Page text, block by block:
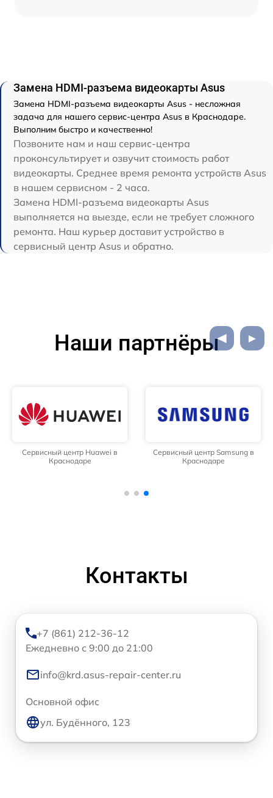
Замена HDMI-разъема видеокарты Asus
Замена HDMI-разъема видеокарты Asus - несложная
задача для нашего сервис-центра Asus в Краснодаре.
Выполним быстро и качественно!
Позвоните нам и наш сервис-центра
проконсультирует и озвучит стоимость работ
видеокарты. Среднее время ремонта устройств Asus
в нашем сервисном - 2 часа.
Замена HDMI-разъема видеокарты Asus
выполняется на выезде, если не требует сложного
ремонта. Наш курьер доставит устройство в
сервисный центр Asus и обратно.
Наши партнёры
Сервисный центр Huawei в
Краснодаре
Сервисный центр Samsung в
Краснодаре
Контакты
+7 (861) 212-36-12
Ежедневно с 9:00 до 21:00
info@krd.asus-repair-center.ru
Основной офис
ул. Будённого, 123